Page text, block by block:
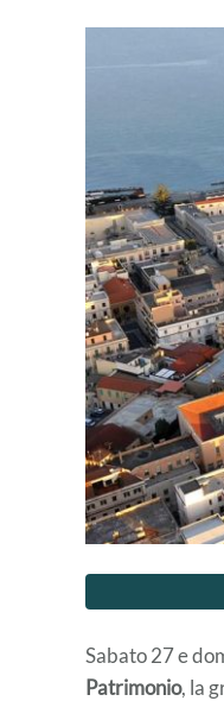
Sabato 27 e
Patrimonio, la